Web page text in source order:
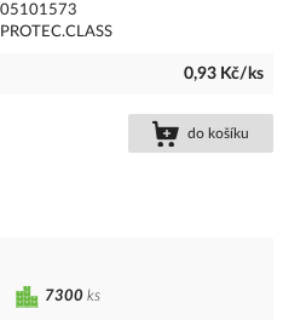
05101573
PROTEC.CLASS
0,93 Kč/ks
do košíku
7300 ks